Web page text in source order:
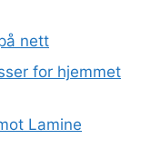
nett
for hjemmet
Lamine